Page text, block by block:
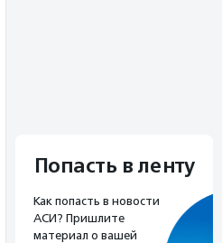
Попасть в ленту
Как попасть в новости
АСИ? Пришлите
материал о вашей